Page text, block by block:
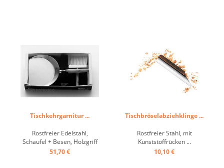
Tischkehrgarnitur ...
Rostfreier Edelstahl,
Schaufel + Besen, Holzgriff
...
51,70 €
Tischbröselabziehklinge ...
Rostfreier Stahl, mit
Kunststoffrücken ...
10,10 €